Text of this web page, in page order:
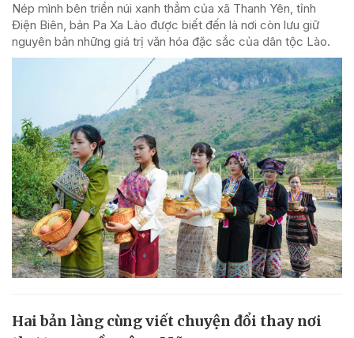
Nép mình bên triền núi xanh thẳm của xã Thanh Yên, tỉnh
Điện Biên, bản Pa Xa Lào được biết đến là nơi còn lưu giữ
nguyên bản những giá trị văn hóa đặc sắc của dân tộc Lào.
Hai bản làng cùng viết chuyện đổi thay nơi